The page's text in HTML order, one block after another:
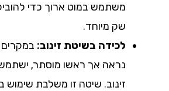
משתמש במוט ארוך כדי
שק מיוחד.
לכידה בשיטת זינוב:
נראה אך ראשו מוסתר,
זינוב. שיטה זו משלבת שימוש